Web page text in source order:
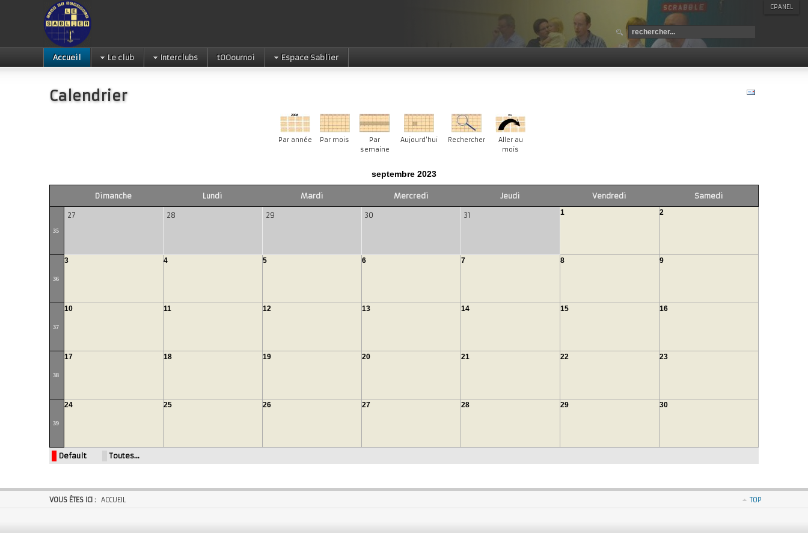
Accueil Le club Interclubs tOOournoi Espace Sablier
CPANEL
Calendrier
Par année Par mois
Par
semaine
Aujourd'hui Rechercher
Aller au
mois
septembre 2023
Dimanche Lundi Mardi Mercredi Jeudi Vendredi Samedi
35
27 28 29 30 31 1 2
36
3 4 5 6 7 8 9
37
10 11 12 13 14 15 16
38
17 18 19 20 21 22 23
39
24 25 26 27 28 29 30
Default Toutes…
VOUS ÊTES ICI : ACCUEIL TOP